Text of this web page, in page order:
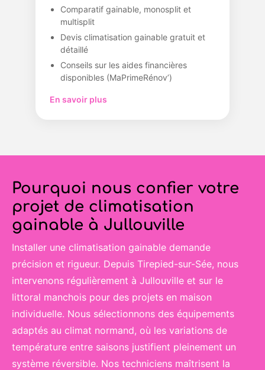
Comparatif gainable, monosplit et
multisplit
Devis climatisation gainable gratuit et
détaillé
Conseils sur les aides financières
disponibles (MaPrimeRénov’)
En savoir plus
Pourquoi nous confier votre
projet de climatisation
gainable à Jullouville
Installer une climatisation gainable demande
précision et rigueur. Depuis Tirepied-sur-Sée, nous
intervenons régulièrement à Jullouville et sur le
littoral manchois pour des projets en maison
individuelle. Nous sélectionnons des équipements
adaptés au climat normand, où les variations de
température entre saisons justifient pleinement un
système réversible. Nos techniciens maîtrisent la